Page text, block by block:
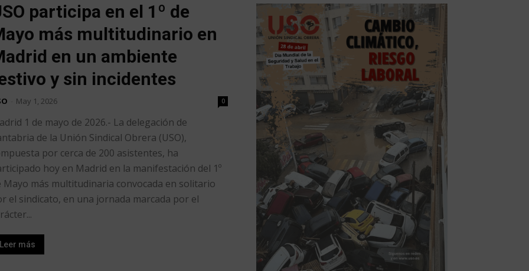
participa en el 1º de
más multitudinario en
en un ambiente
y sin incidentes
May 1, 2026 0
1 de mayo de 2026.- La delegación de
de la Unión Sindical Obrera (USO),
por cerca de 200 asistentes, ha
hoy en Madrid en la manifestación del 1º
Mayo más multitudinaria convocada en solitario
el sindicato, en una jornada marcada por el
Leer más